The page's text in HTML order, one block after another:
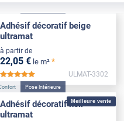
Adhésif décoratif beige
ultramat
à partir de
22,05 € le m² *
ULMAT-3302
Meilleure vente
Pose Intérieure
Adhésif décoratif noir
ultramat